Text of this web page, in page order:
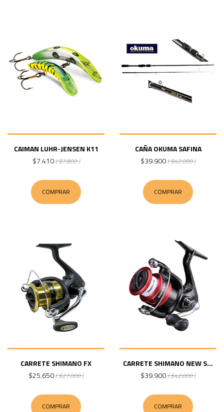
CAIMAN LUHR-JENSEN K11
$7.410( $7.800 )
COMPRAR
CAÑA OKUMA SAFINA
$39.900( $42.000 )
COMPRAR
CARRETE SHIMANO FX
$25.650( $27.000 )
COMPRAR
CARRETE SHIMANO NEW S...
$39.900( $42.000 )
COMPRAR